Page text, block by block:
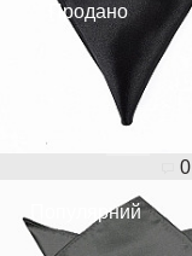
Продано
0
Популярний